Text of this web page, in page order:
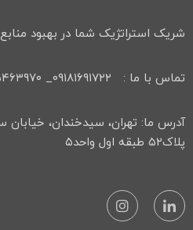
شریک استراتژیک شما در بهبود
تماس با ما : ۰۹۱۸۱۶۹۱۷۲۲_ ۰۹۱۲۵۴۶۳۹۷۰
آدرس ما: تهران، سیدخندان، خیابان
پلاک۵۲ طبقه اول واحد۵